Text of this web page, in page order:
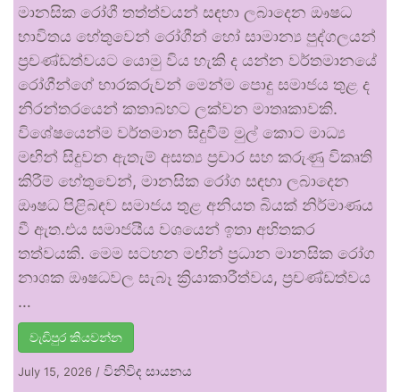
මානසික රෝගී තත්ත්වයන් සඳහා ලබාදෙන ඖෂධ
භාවිතය හේතුවෙන් රෝගීන් හෝ සාමාන්‍ය පුද්ගලයන්
ප්‍රචණ්ඩත්වයට යොමු විය හැකි ද යන්න වර්තමානයේ
රෝගීන්ගේ භාරකරුවන් මෙන්ම පොදු සමාජය තුළ ද
නිරන්තරයෙන් කතාබහට ලක්වන මාතෘකාවකි.
විශේෂයෙන්ම වර්තමාන සිදුවීම් මුල් කොට මාධ්‍ය
මඟින් සිදුවන ඇතැම් අසත්‍ය ප්‍රචාර සහ කරුණු විකෘති
කිරීම් හේතුවෙන්, මානසික රෝග සඳහා ලබාදෙන
ඖෂධ පිළිබඳව සමාජය තුළ අනියත බියක් නිර්මාණය
වී ඇත.එය සමාජයීය වශයෙන් ඉතා අහිතකර
තත්වයකි. මෙම සටහන මඟින් ප්‍රධාන මානසික රෝග
නාශක ඖෂධවල සැබෑ ක්‍රියාකාරීත්වය, ප්‍රචණ්ඩත්වය
…
වැඩිපුර කියවන්න
July 15, 2026 / විනිවිද සායනය